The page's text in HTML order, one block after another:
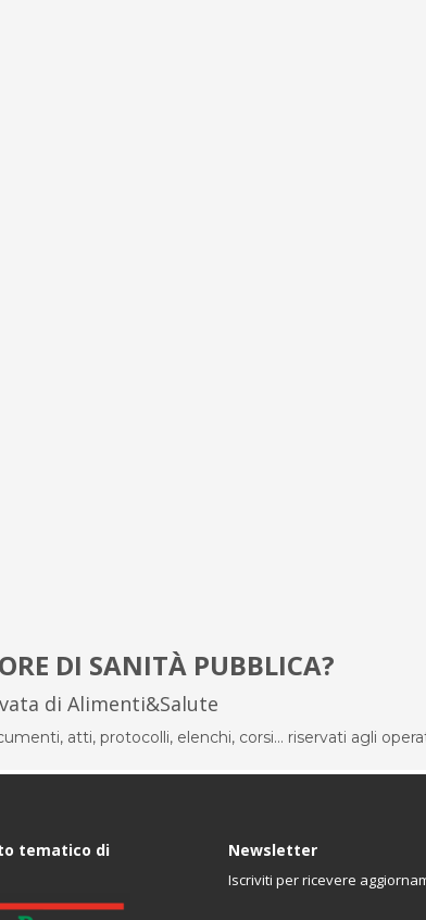
DI SANITÀ PUBBLICA?
di Alimenti&Salute
atti, protocolli, elenchi, corsi... riservati agli
tematico di Newsletter
Iscriviti per ricevere